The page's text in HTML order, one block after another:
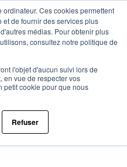
Ces cookies permettent
de fournir des services plus
médias. Pour obtenir plus
consultez notre politique de
l'objet d'aucun suivi lors de
en vue de respecter vos
petit cookie pour que nous
Refuser
Pays de la Loire Vendée (85)
au m² Vendée